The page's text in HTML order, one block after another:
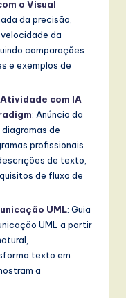
o Visual
da precisão,
da
comparações
e exemplos de
com IA
: Anúncio da
de
profissionais
de texto,
de fluxo de
UML: Guia
UML a partir
texto em
a